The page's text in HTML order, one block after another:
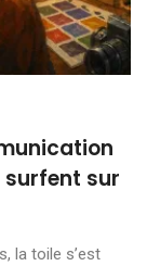
sur
la toile s’est